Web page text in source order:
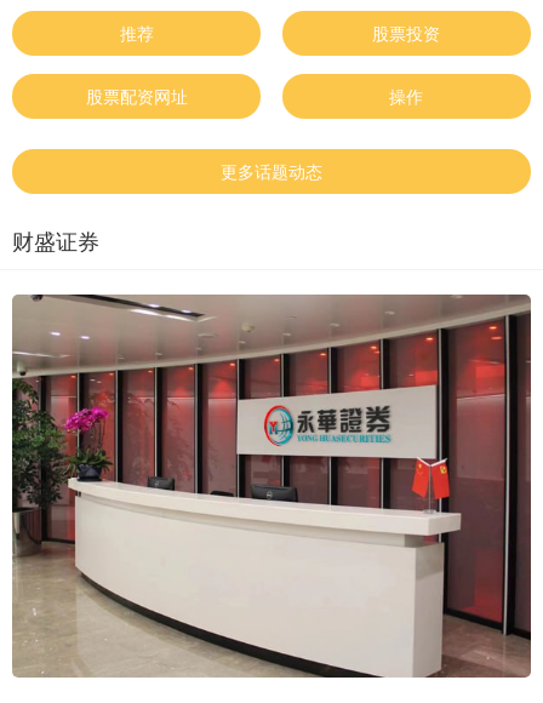
推荐 股票投资
股票配资网址 操作
更多话题动态
财盛证券